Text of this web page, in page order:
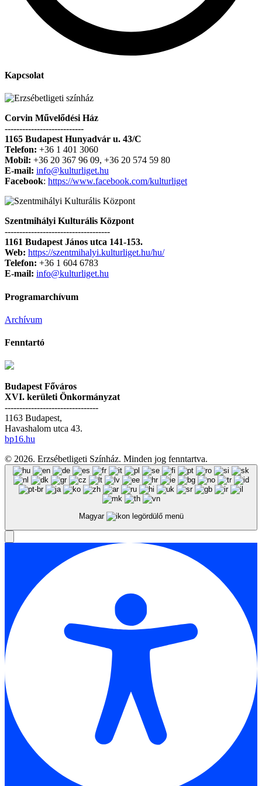
Kapcsolat
Corvin Művelődési Ház
---------------------------
1165 Budapest Hunyadvár u. 43/C
Telefon: +36 1 401 3060
Mobil: +36 20 367 96 09, +36 20 574 59 80
E-mail: info@kulturliget.hu
Facebook: https://www.facebook.com/kulturliget
Szentmihályi Kulturális Központ
------------------------------------
1161 Budapest János utca 141-153.
Web: https://szentmihalyi.kulturliget.hu/hu/
Telefon: +36 1 604 6783
E-mail: info@kulturliget.hu
Programarchívum
Archívum
Fenntartó
Budapest Főváros
XVI. kerületi Önkormányzat
--------------------------------
1163 Budapest,
Havashalom utca 43.
bp16.hu
© 2026. Erzsébetligeti Színház. Minden jog fenntartva.
Magyar